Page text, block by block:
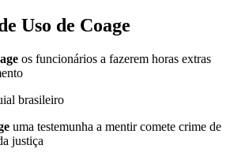
Uso de Coage
os funcionários a fazerem horas extras
brasileiro
uma testemunha a mentir comete crime de
justiça